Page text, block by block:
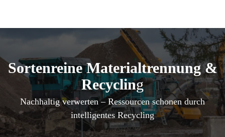
Sortenreine Materialtrennung &
Recycling
Nachhaltig verwerten – Ressourcen schonen durch
intelligentes Recycling